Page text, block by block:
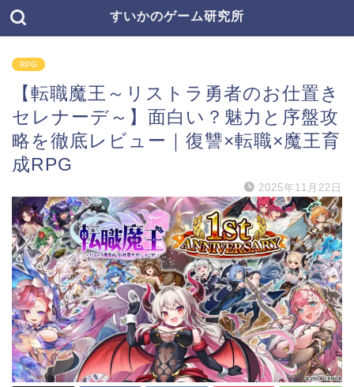
すいかのゲーム研究所
RPG
【転職魔王～リストラ勇者のお仕置き
セレナーデ～】面白い？魅力と序盤攻
略を徹底レビュー｜復讐×転職×魔王育
成RPG
2025年11月22日